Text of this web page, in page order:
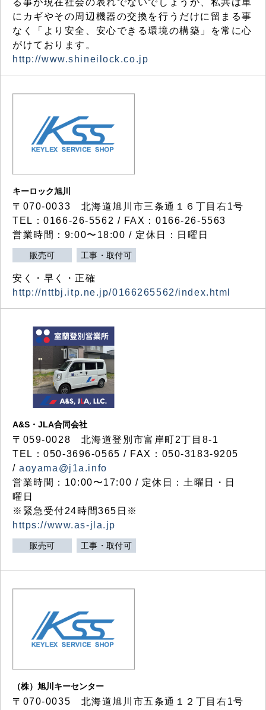
る事が現在社会の表れでないでしょうか、私共は単
にカギやその周辺機器の交換を行うだけに留まる事
なく「より安全、安心できる環境の構築」を常に心
がけております。
http://www.shineilock.co.jp
キーロック旭川
〒070-0033 北海道旭川市三条通１６丁目右1号
TEL：0166-26-5562 / FAX：0166-26-5563
営業時間：9:00〜18:00 / 定休日：日曜日
販売可 工事・取付可
安く・早く・正確
http://nttbj.itp.ne.jp/0166265562/index.html
A&S・JLA合同会社
〒 059-0028 北海道登別市富岸町2丁目 8-1
TEL：050-3696-0565 / FAX：050-3183-9205
/aoyama@j1a.info
営業時間：10:00〜17:00 / 定休日：土曜日・日
曜日
※緊急受付24時間365日※
https://www.as-jla.jp
販売可 工事・取付可
（株）旭川キーセンター
〒070-0035 北海道旭川市五条通１２丁目右1号